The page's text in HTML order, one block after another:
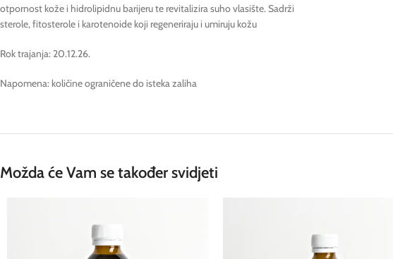
otpornost kože i hidrolipidnu barijeru te revitalizira suho vlasište. Sadrži
sterole, fitosterole i karotenoide koji regeneriraju i umiruju kožu
Rok trajanja: 20.12.26.
Napomena: količine ograničene do isteka zaliha
Možda će Vam se također svidjeti